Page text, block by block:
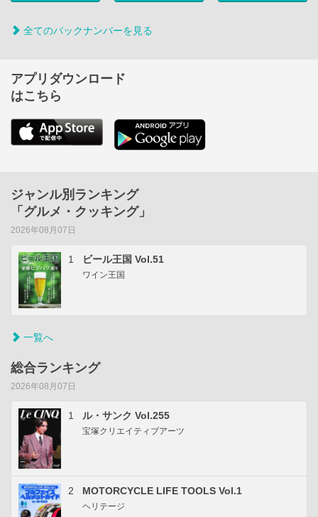
全てのバックナンバーを見る
アプリダウンロード
はこちら
ジャンル別ランキング
「グルメ・クッキング」
2026年08月07日
1 ビール王国 Vol.51
ワイン王国
一覧へ
総合ランキング
2026年08月07日
1 ル・サンク Vol.255
宝塚クリエイティブアーツ
2 MOTORCYCLE LIFE TOOLS Vol.1
ヘリテージ